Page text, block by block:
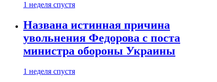
1 неделя спустя
Названа истинная причина
увольнения Федорова с поста
министра обороны Украины
1 неделя спустя